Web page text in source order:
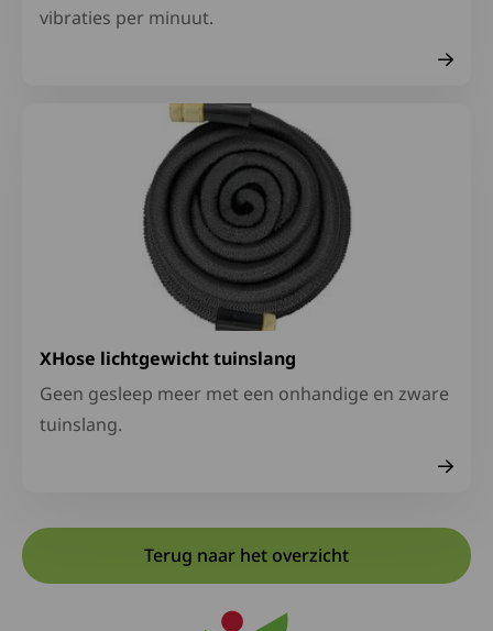
vibraties per minuut.
XHose lichtgewicht tuinslang
Geen gesleep meer met een onhandige en zware
tuinslang.
Lees meer over XHose lichtgewicht tuinslang
Terug naar het overzicht